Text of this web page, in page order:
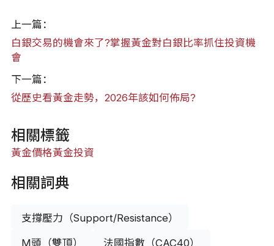
上一篇：
白銀交易的機會來了?掌握黃金對白銀比率抓住投資機
會
下一篇：
從歷史看黃金走勢，2026年該如何佈局?
相關標籤
黃金價格黃金投資
相關詞典
支撐壓力（Support/Resistance）
M頭（雙頂） 法國指數（CAC40）